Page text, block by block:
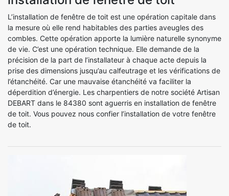
L’installation de fenêtre de toit est une opération capitale dans
la mesure où elle rend habitables des parties aveugles des
combles. Cette opération apporte la lumière naturelle synonyme
de vie. C’est une opération technique. Elle demande de la
précision de la part de l’installateur à chaque acte depuis la
prise des dimensions jusqu’au calfeutrage et les vérifications de
l’étanchéité. Car une mauvaise étanchéité va faciliter la
déperdition d’énergie. Les charpentiers de notre société Artisan
DEBART dans le 84380 sont aguerris en installation de fenêtre
de toit. Vous pouvez nous confier l’installation de votre fenêtre
de toit.